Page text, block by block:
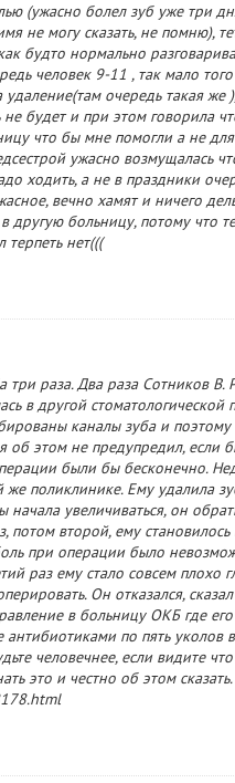
(ужасно болел зуб уже три
не могу сказать, не помню),
будто нормально
человек 9-11 , так мало
очередь такая же
не будет и при этом говорила
что бы мне помогли а не
ужасно возмущалась
ходить, а не в праздники
вечно хамят и ничего
другую больницу, потому что
нет(((
раза. Два раза Сотников В.
в другой стоматологической
каналы зуба и поэтому
об этом не предупредил, если
были бы бесконечно.
поликлинике. Ему удалила
увеличиваться, он
второй, ему становилось
при операции было
раз ему стало совсем плохо
Он отказался,
в больницу ОКБ где
по пять уколов
человечнее, если видите
это и честно об этом